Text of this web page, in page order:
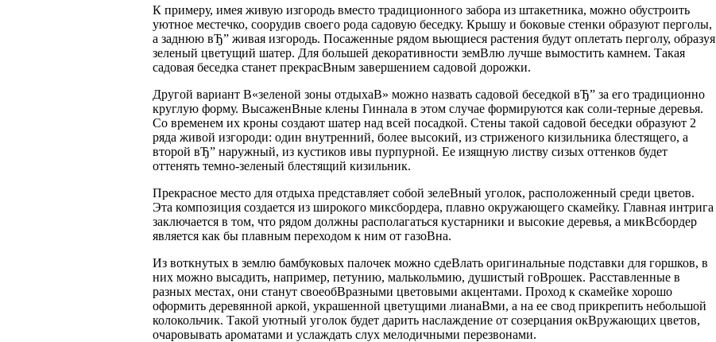
К примеру, имея живую изгородь вместо традиционного забора из штакетника, можно обустроить
уютное местечко, соорудив своего рода садовую беседку. Крышу и боковые стенки образуют перголы,
а заднюю вЂ” живая изгородь. Посаженные рядом вьющиеся растения будут оплетать перголу, образуя
зеленый цветущий шатер. Для большей декоративности земВ­лю лучше вымостить камнем. Такая
садовая беседка станет прекрасВ­ным завершением садовой дорожки.
Другой вариант В«зеленой зоны отдыхаВ» можно назвать садовой беседкой вЂ” за его традиционно
круглую форму. ВысаженВ­ные клены Гиннала в этом случае формируются как соли-терные деревья.
Со временем их кроны создают шатер над всей посадкой. Стены такой садовой беседки образуют 2
ряда живой изгороди: один внутренний, более высокий, из стриженого кизильника блестящего, а
второй вЂ” наружный, из кустиков ивы пурпурной. Ее изящную листву сизых оттенков будет
оттенять темно-зеленый блестящий кизильник.
Прекрасное место для отдыха представляет собой зелеВ­ный уголок, расположенный среди цветов.
Эта композиция создается из широкого миксбордера, плавно окружающего скамейку. Главная интрига
заключается в том, что рядом должны располагаться кустарники и высокие деревья, а микВ­сбордер
является как бы плавным переходом к ним от газоВ­на.
Из воткнутых в землю бамбуковых палочек можно сдеВ­лать оригинальные подставки для горшков, в
них можно высадить, например, петунию, малькольмию, душистый гоВ­рошек. Расставленные в
разных местах, они станут своеобВ­разными цветовыми акцентами. Проход к скамейке хорошо
оформить деревянной аркой, украшенной цветущими лианаВ­ми, а на ее свод прикрепить небольшой
колокольчик. Такой уютный уголок будет дарить наслаждение от созерцания окВ­ружающих цветов,
очаровывать ароматами и услаждать слух мелодичными перезвонами.